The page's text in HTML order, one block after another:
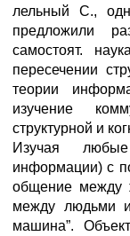
лельный С.,
предложили
самостоят.
пересечении
теории
изучение
структурной и
Изучая
информации) с
общение между
между людьми
машина”.